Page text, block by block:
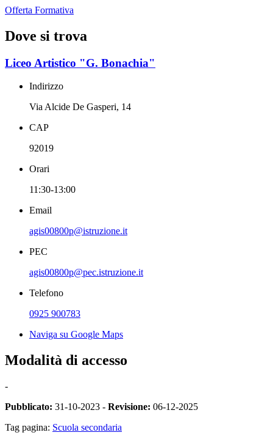
Offerta Formativa
Dove si trova
Liceo Artistico "G. Bonachia"
Indirizzo
Via Alcide De Gasperi, 14
CAP
92019
Orari
11:30-13:00
Email
agis00800p@istruzione.it
PEC
agis00800p@pec.istruzione.it
Telefono
0925 900783
Naviga su Google Maps
Modalità di accesso
-
Pubblicato: 31-10-2023 - Revisione: 06-12-2025
Tag pagina: Scuola secondaria